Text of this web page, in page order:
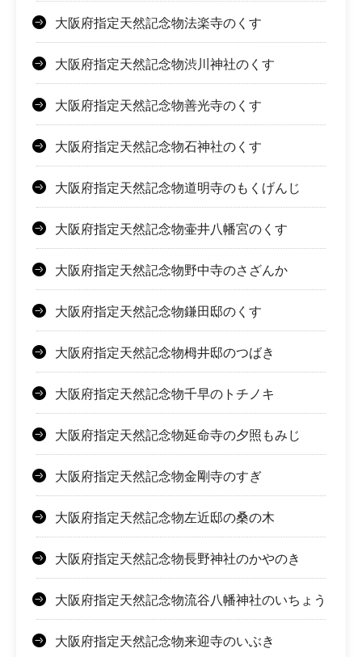
大阪府指定天然記念物法楽寺のくす
大阪府指定天然記念物渋川神社のくす
大阪府指定天然記念物善光寺のくす
大阪府指定天然記念物石神社のくす
大阪府指定天然記念物道明寺のもくげんじ
大阪府指定天然記念物壷井八幡宮のくす
大阪府指定天然記念物野中寺のさざんか
大阪府指定天然記念物鎌田邸のくす
大阪府指定天然記念物栂井邸のつばき
大阪府指定天然記念物千早のトチノキ
大阪府指定天然記念物延命寺の夕照もみじ
大阪府指定天然記念物金剛寺のすぎ
大阪府指定天然記念物左近邸の桑の木
大阪府指定天然記念物長野神社のかやのき
大阪府指定天然記念物流谷八幡神社のいちょう
大阪府指定天然記念物来迎寺のいぶき